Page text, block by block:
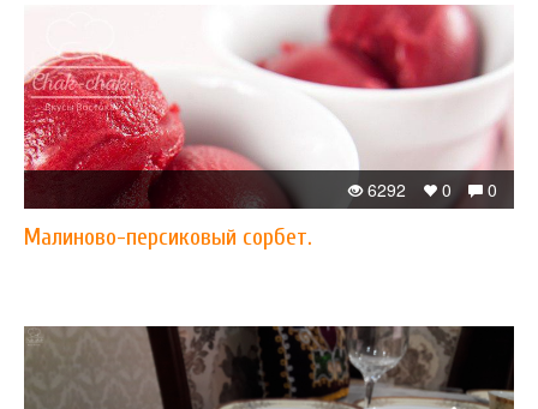
0
0
6292
Малиново-персиковый сорбет.